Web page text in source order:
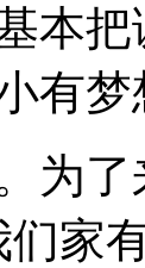
本
有
为
家